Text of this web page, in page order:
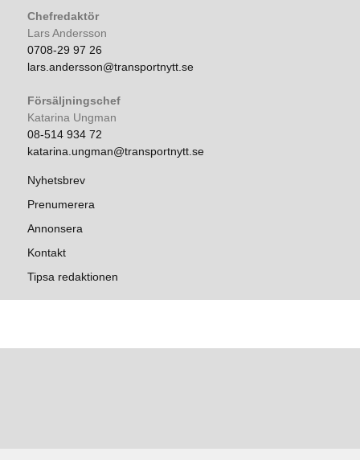
Chefredaktör
Lars Andersson
0708-29 97 26
lars.andersson@transportnytt.se
Försäljningschef
Katarina Ungman
08-514 934 72
katarina.ungman@transportnytt.se
Nyhetsbrev
Prenumerera
Annonsera
Kontakt
Tipsa redaktionen